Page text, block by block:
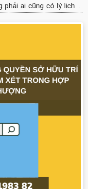
phải ai cũng có lý lịch ...